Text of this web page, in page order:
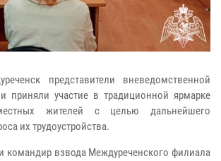
представители вневедомственной
приняли участие в традиционной ярмарке
жителей с целью дальнейшего
их трудоустройства.
командир взвода Междуреченского филиала